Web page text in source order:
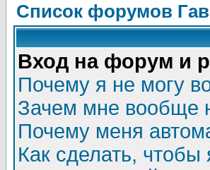
Список форумов
Вход на форум и
Почему я не могу
Зачем мне вообще
Почему меня
Как сделать, чтобы